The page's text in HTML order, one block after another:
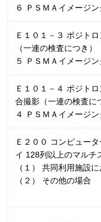
６ ＰＳＭＡイメージ
Ｅ１０１－３ ポジト
（一連の検査につき）
５ ＰＳＭＡイメージ
Ｅ１０１－４ ポジト
合撮影（一連の検査に
４ ＰＳＭＡイメージ
Ｅ２００ コンピュー
イ 128列以上のマルチ
（１） 共同利用施設
（２） その他の場合